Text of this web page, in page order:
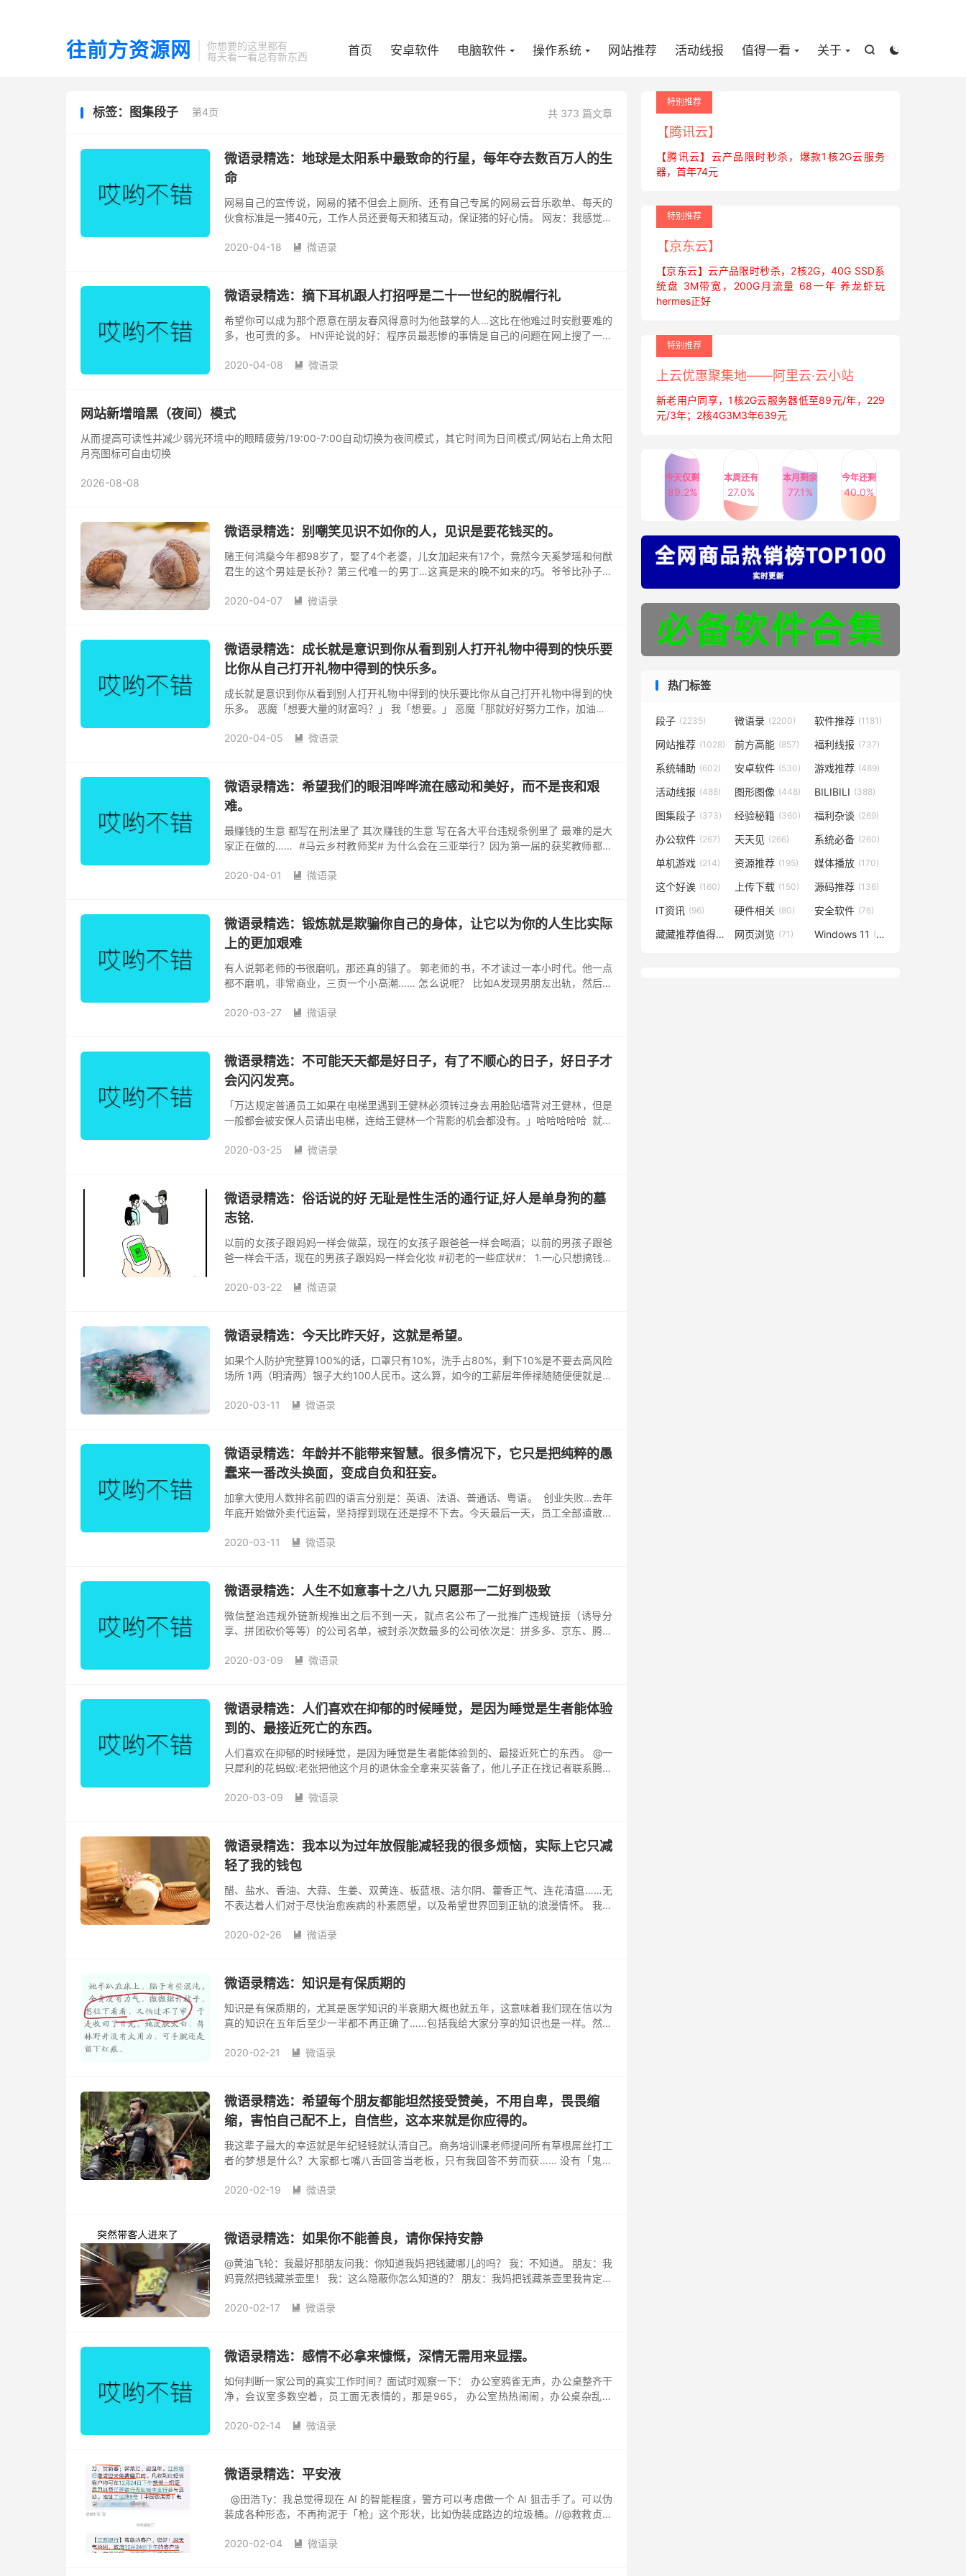
往前方资源网
你想要的这里都有
每天看一看总有新东西


首页 安卓软件 电脑软件 操作系统 网站推荐 活动线报 值得一看 关于
共 373 篇文章
标签：图集段子 第4页
微语录精选：地球是太阳系中最致命的行星，每年夺去数百万人的生
命
网易自己的宣传说，网易的猪不但会上厕所、还有自己专属的网易云音乐歌单、每天的
伙食标准是一猪40元，工作人员还要每天和猪互动，保证猪的好心情。 网友：我感觉你
离开我...
2020-04-18  微语录
微语录精选：摘下耳机跟人打招呼是二十一世纪的脱帽行礼
希望你可以成为那个愿意在朋友春风得意时为他鼓掌的人…这比在他难过时安慰要难的
多，也可贵的多。 HN评论说的好：程序员最悲惨的事情是自己的问题在网上搜了一下
没？』。最悲...
2020-04-08  微语录
网站新增暗黑（夜间）模式
从而提高可读性并减少弱光环境中的眼睛疲劳/19:00-7:00自动切换为夜间模式，其它时间为日间模式/网站右上角太阳
月亮图标可自由切换
2026-08-08
微语录精选：别嘲笑见识不如你的人，见识是要花钱买的。
赌王何鸿燊今年都98岁了，娶了4个老婆，儿女加起来有17个，竟然今天奚梦瑶和何猷
君生的这个男娃是长孙？第三代唯一的男丁…这真是来的晚不如来的巧。爷爷比孙子大
来的...
2020-04-07  微语录
微语录精选：成长就是意识到你从看到别人打开礼物中得到的快乐要
比你从自己打开礼物中得到的快乐多。
成长就是意识到你从看到别人打开礼物中得到的快乐要比你从自己打开礼物中得到的快
乐多。 恶魔「想要大量的财富吗？」 我「想要。」 恶魔「那就好好努力工作，加油哦~
2020-04-05
 微语录
微语录精选：希望我们的眼泪哗哗流在感动和美好，而不是丧和艰
难。 ​​​​
最赚钱的生意 都写在刑法里了 其次赚钱的生意 写在各大平台违规条例里了 最难的是大
家正在做的…… ​​​​ #马云乡村教师奖# 为什么会在三亚举行？因为第一届的获奖教师都来
2020-04-01
 微语录
微语录精选：锻炼就是欺骗你自己的身体，让它以为你的人生比实际
上的更加艰难
有人说郭老师的书很磨叽，那还真的错了。 郭老师的书，不才读过一本小时代。他一点
都不磨叽，非常商业，三页一个小高潮…… 怎么说呢？ 比如A发现男朋友出轨，然后过
几页发...
2020-03-27  微语录
微语录精选：不可能天天都是好日子，有了不顺心的日子，好日子才
会闪闪发亮。
「万达规定普通员工如果在电梯里遇到王健林必须转过身去用脸贴墙背对王健林，但是
一般都会被安保人员请出电梯，连给王健林一个背影的机会都没有。」哈哈哈哈哈 ​​​​ 就在
2020-03-25
 微语录
微语录精选：俗话说的好 无耻是性生活的通行证,好人是单身狗的墓
志铭.
以前的女孩子跟妈妈一样会做菜，现在的女孩子跟爸爸一样会喝酒；以前的男孩子跟爸
爸一样会干活，现在的男孩子跟妈妈一样会化妆 #初老的一些症状#： 1.一心只想搞钱，
2020-03-22
 微语录
微语录精选：今天比昨天好，这就是希望。
如果个人防护完整算100%的话，口罩只有10%，洗手占80%，剩下10%是不要去高风险
场所 1两（明清两）银子大约100人民币。这么算，如今的工薪层年俸禄随随便便就是几
2020-03-11
 微语录
微语录精选：年龄并不能带来智慧。很多情况下，它只是把纯粹的愚
蠢来一番改头换面，变成自负和狂妄。
加拿大使用人数排名前四的语言分别是：英语、法语、普通话、粤语。 ​​​​ 创业失败…去年
年底开始做外卖代运营，坚持撑到现在还是撑不下去。今天最后一天，员工全部遣散，
2020-03-11
 微语录
微语录精选：人生不如意事十之八九 只愿那一二好到极致
微信整治违规外链新规推出之后不到一天，就点名公布了一批推广违规链接（诱导分
享、拼团砍价等等）的公司名单，被封杀次数最多的公司依次是：拼多多、京东、腾讯
亲不认。 ​​...
2020-03-09  微语录
微语录精选：人们喜欢在抑郁的时候睡觉，是因为睡觉是生者能体验
到的、最接近死亡的东西。
人们喜欢在抑郁的时候睡觉，是因为睡觉是生者能体验到的、最接近死亡的东西。 @一
只犀利的花蚂蚁:老张把他这个月的退休金全拿来买装备了，他儿子正在找记者联系腾讯
戏、看剧...
2020-03-09  微语录
微语录精选：我本以为过年放假能减轻我的很多烦恼，实际上它只减
轻了我的钱包
醋、盐水、香油、大蒜、生姜、双黄连、板蓝根、洁尔阴、藿香正气、连花清瘟……无
不表达着人们对于尽快治愈疾病的朴素愿望，以及希望世界回到正轨的浪漫情怀。 我本
连。横批...
2020-02-26  微语录
微语录精选：知识是有保质期的
知识是有保质期的，尤其是医学知识的半衰期大概也就五年，这意味着我们现在信以为
真的知识在五年后至少一半都不再正确了……包括我给大家分享的知识也是一样。然而
层，很习惯...
2020-02-21  微语录
微语录精选：希望每个朋友都能坦然接受赞美，不用自卑，畏畏缩
缩，害怕自己配不上，自信些，这本来就是你应得的。 ​​​ ​​​​
我这辈子最大的幸运就是年纪轻轻就认清自己。商务培训课老师提问所有草根屌丝打工
者的梦想是什么？大家都七嘴八舌回答当老板，只有我回答不劳而获…… 没有「鬼压
运动的情况...
2020-02-19  微语录
微语录精选：如果你不能善良，请你保持安静
@黄油飞轮：我最好那朋友问我：你知道我妈把钱藏哪儿的吗？ 我：不知道。 朋友：我
妈竟然把钱藏茶壶里！ 我：这么隐蔽你怎么知道的？ 朋友：我妈把钱藏茶壶里我肯定是
柜里...
2020-02-17  微语录
微语录精选：感情不必拿来慷慨，深情无需用来显摆。 ​ ​​​​
如何判断一家公司的真实工作时间？面试时观察一下： 办公室鸦雀无声，办公桌整齐干
净，会议室多数空着，员工面无表情的，那是965， 办公室热热闹闹，办公桌杂乱无
食，会...
2020-02-14  微语录
微语录精选：平安液
@田浩Ty：我总觉得现在 AI 的智能程度，警方可以考虑做一个 AI 狙击手了。可以伪
装成各种形态，不再拘泥于「枪」这个形状，比如伪装成路边的垃圾桶。//@救救贞德
2020-02-04
 微语录
特别推荐
【腾讯云】
【腾讯云】云产品限时秒杀，爆款1核2G云服务
器，首年74元
特别推荐
【京东云】
【京东云】云产品限时秒杀，2核2G，40G SSD系
统盘 3M带宽，200G月流量 68一年 养龙虾玩
hermes正好
特别推荐
上云优惠聚集地——阿里云·云小站
新老用户同享，1核2G云服务器低至89元/年，229
元/3年；2核4G3M3年639元
今天仅剩
89.2%
本周还有
27.0%
本月剩余
77.1%
今年还剩
40.0%
热门标签
段子 (2235) 微语录 (2200) 软件推荐 (1181)
网站推荐 (1028) 前方高能 (857) 福利线报 (737)
系统辅助 (602) 安卓软件 (530) 游戏推荐 (489)
活动线报 (488) 图形图像 (448) BILIBILI (388)
图集段子 (373) 经验秘籍 (360) 福利杂谈 (269)
办公软件 (267) 天天见 (266) 系统必备 (260)
单机游戏 (214) 资源推荐 (195) 媒体播放 (170)
这个好诶 (160) 上传下载 (150) 源码推荐 (136)
IT资讯 (96) 硬件相关 (80) 安全软件 (76)
藏藏推荐值得一看 (73)
网页浏览 (71) Windows 11 (49)